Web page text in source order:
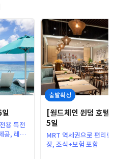
용 특전
공, 레이
출발확정
[월드체인 윈덤 호텔
5일
MRT 역세권으로 편리
장, 조식+보험 포함